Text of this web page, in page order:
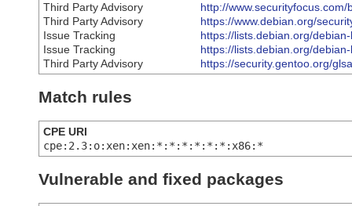
Third Party Advisory
http://www.securityfocus.com/
Third Party Advisory
https://www.debian.org/
Issue Tracking
https://lists.debian.org/
Issue Tracking
https://lists.debian.org/
Third Party Advisory
https://security.gentoo.org/
Match rules
CPE URI
cpe:2.3:o:xen:xen:*:*:*:*:*:*:x86:*
Vulnerable and fixed packages